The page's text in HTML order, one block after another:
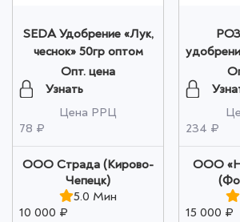
SEDA Удобрение «Лук,
чеснок» 50гр оптом
Опт. цена
Узнать
Цена РРЦ
78 ₽
ООО Страда (Кирово-
Чепецк)
5.0 Мин
10 000 ₽
- Сад
234 ₽
ООО
15 000 ₽